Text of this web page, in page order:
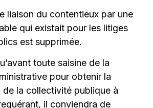
liaison du contentieux par une
qui existait pour les litiges
est supprimée.
toute saisine de la
pour obtenir la
de la collectivité publique à
il conviendra de